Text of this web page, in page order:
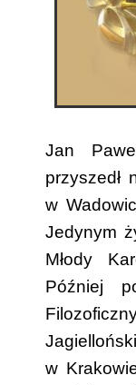
Jan
przyszedł
w..
Jedynym
Młody
Później
w..